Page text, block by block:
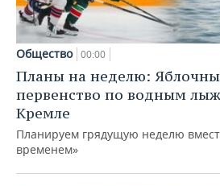
Общество 00:00
Планы на неделю:
первенство по водным
Кремле
Планируем грядущую неделю
временем»